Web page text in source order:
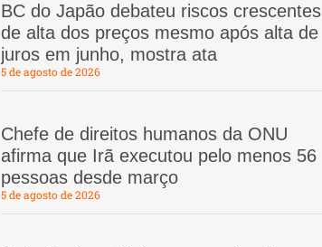
BC do Japão debateu riscos crescentes
de alta dos preços mesmo após alta de
juros em junho, mostra ata
5 de agosto de 2026
Chefe de direitos humanos da ONU
afirma que Irã executou pelo menos 56
pessoas desde março
5 de agosto de 2026